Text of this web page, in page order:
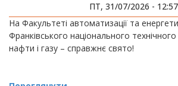
ПТ, 31/07/2026 - 12:57
На Факультеті автоматизації та
Франківського національного технічного
нафти і газу – справжнє свято!